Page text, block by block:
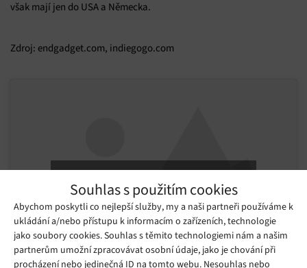
Souhlas s použitím cookies
Abychom poskytli co nejlepší služby, my a naši partneři používáme k
ukládání a/nebo přístupu k informacím o zařízeních, technologie
jako soubory cookies. Souhlas s těmito technologiemi nám a našim
partnerům umožní zpracovávat osobní údaje, jako je chování při
procházení nebo jedinečná ID na tomto webu. Nesouhlas nebo
však mají jen do USA a Německa.
Zdroj: endgadget.com, indiegogo.com
obsah